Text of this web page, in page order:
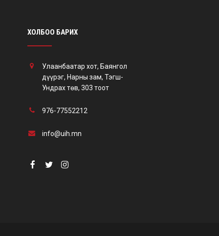
ХОЛБОО БАРИХ
Улаанбаатар хот, Баянгол
дүүрэг, Нарны зам, Тэгш-
Ундрах төв, 303 тоот
976-77552212
info@uih.mn